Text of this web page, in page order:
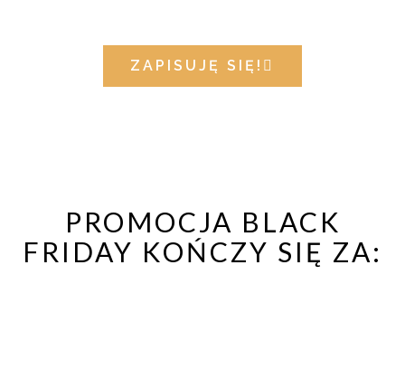
ZAPISUJĘ SIĘ!
PROMOCJA BLACK
FRIDAY KOŃCZY SIĘ ZA: